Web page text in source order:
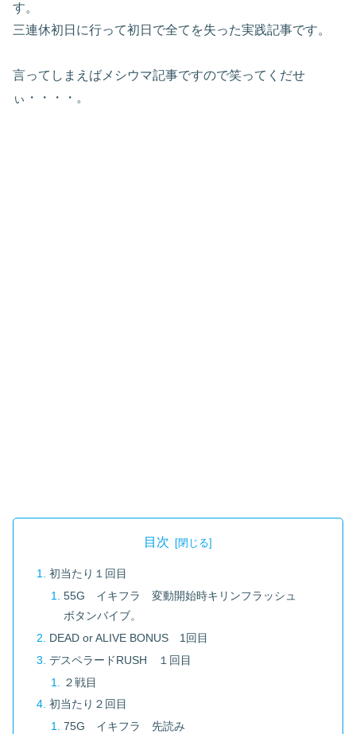
す。
三連休初日に行って初日で全てを失った実践記事です。
言ってしまえばメシウマ記事ですので笑ってくだせ
ぃ・・・・。
目次
初当たり１回目
55G イキフラ 変動開始時キリンフラッシュ
ボタンバイブ。
DEAD or ALIVE BONUS 1回目
デスペラードRUSH １回目
２戦目
初当たり２回目
75G イキフラ 先読み